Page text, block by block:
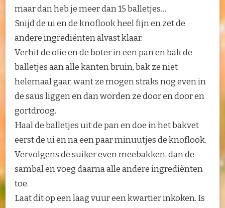
maar dan heb je meer dan 15 balletjes…
Snijd de ui en de knoflook heel fijn en zet de
andere ingrediënten alvast klaar.
Verhit de olie en de boter in een pan en bak de
balletjes aan alle kanten bruin, bak ze niet
helemaal gaar, want ze mogen straks nog even in
de saus liggen en dan worden ze door en door en
gortdroog.
Haal de balletjes uit de pan en doe in het bakvet
eerst de ui en na een paar minuutjes de knoflook.
Vervolgens de suiker even meebakken, dan de
sambal en voeg daarna alle andere ingrediënten
toe.
Laat dit op een laag vuur een kwartier inkoken. Is